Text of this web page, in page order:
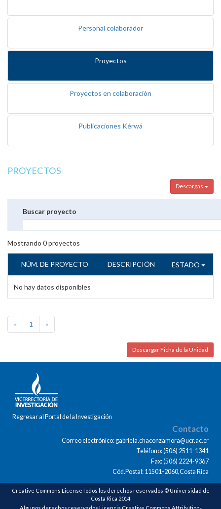
Personal colaborador
Proyectos
Proyectos en colaboración
Publicaciones Kérwá
PROYECTOS
Descargas
Buscar proyecto
Mostrando 0proyectos
NÚM. DE PROYECTO DESCRIPCIÓN ESTADO
No hay datos disponibles
« 1 »
Descargar Ficha de la Unidad
Regresar al Portal de la Investigación
Contacto
Correo electrónico: gabriela.chaconzamora@ucr.ac.cr
Teléfono: (506) 2511-1341
Fax: (506) 2224-9367
Cód.Postal: 11501-2060,Costa Rica
Creative Commons LicenseTodos los derechos reservados © Universidad de
Costa Rica 2014